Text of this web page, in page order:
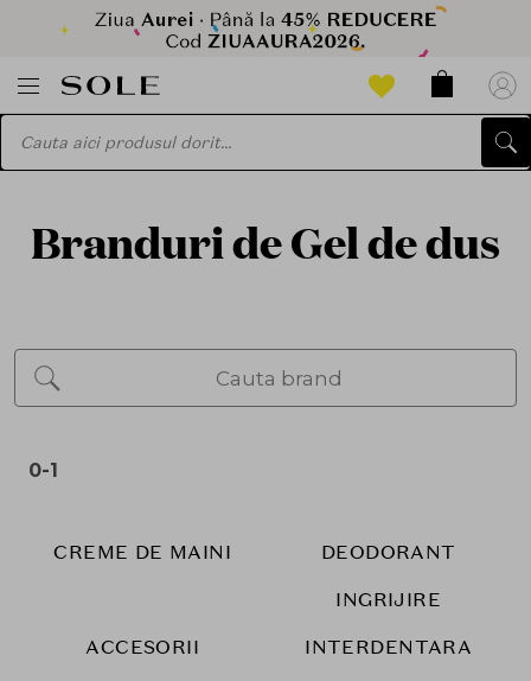
Branduri de Gel de dus
0-1
CREME DE MAINI DEODORANT
ACCESORII
INGRIJIRE
INTERDENTARA